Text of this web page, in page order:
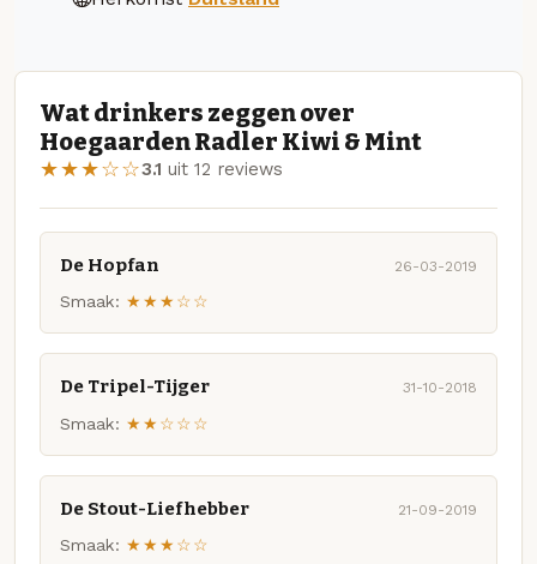
Wat drinkers zeggen over
Hoegaarden Radler Kiwi & Mint
★★★☆☆3.1 uit 12 reviews
De Hopfan 26-03-2019
Smaak: ★★★☆☆
De Tripel-Tijger 31-10-2018
Smaak: ★★☆☆☆
De Stout-Liefhebber 21-09-2019
Smaak: ★★★☆☆